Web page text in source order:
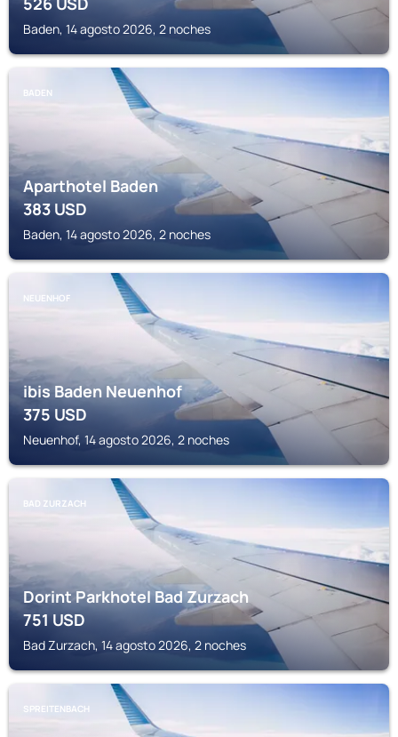
Baden, 14 agosto 2026, 2 noches
BADEN
Aparthotel Baden
383USD
Baden, 14 agosto 2026, 2 noches
NEUENHOF
ibis Baden Neuenhof
375USD
Neuenhof, 14 agosto 2026, 2 noches
BAD ZURZACH
Dorint Parkhotel Bad Zurzach
751USD
Bad Zurzach, 14 agosto 2026, 2 noches
SPREITENBACH